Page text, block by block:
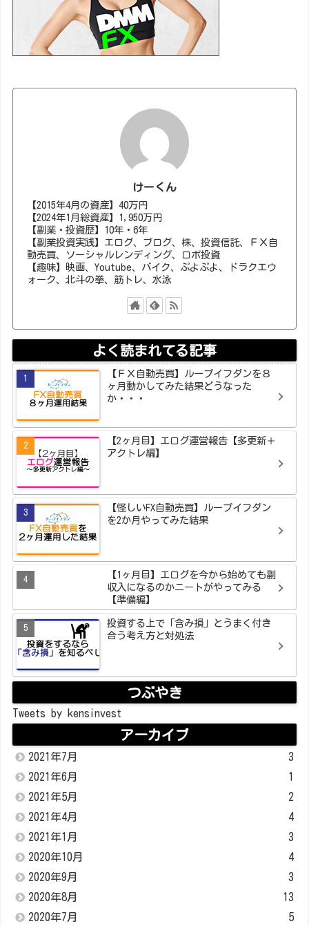
けーくん
【2015年4月の資産】40万円
【2024年1月総資産】1,950万円
【副業・投資歴】10年・6年
【副業投資実践】エログ、ブログ、株、投資信託、ＦＸ自
動売買、ソーシャルレンディング、ロボ投資
【趣味】映画、Youtube、バイク、ぷよぷよ、ドラクエウ
ォーク、北斗の拳、筋トレ、水泳
よく読まれてる記事
【ＦＸ自動売買】ループイフダンを８
ヶ月動かしてみた結果どうなった
か・・・
【2ヶ月目】エログ運営報告【多更新＋
アクトレ編】
【怪しいFX自動売買】ループイフダン
を2か月やってみた結果
【1ヶ月目】エログを今から始めても副
収入になるのかニートがやってみる
【準備編】
投資する上で「含み損」とうまく付き
合う考え方と対処法
つぶやき
Tweets by kensinvest
アーカイブ
2021年7月
3
2021年6月
1
2021年5月
2
2021年4月
4
2021年1月
3
2020年10月
4
2020年9月
3
2020年8月
13
2020年7月
5